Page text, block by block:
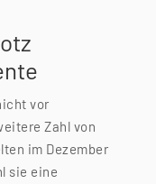
vor
Zahl von
im Dezember
sie eine